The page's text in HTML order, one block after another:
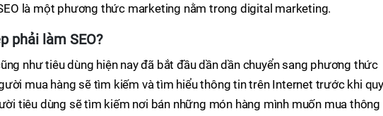
là một phương thức marketing nằm trong digital marketing.
phải làm SEO?
như tiêu dùng hiện nay đã bắt đầu dần dần chuyển sang phương thức
mua hàng sẽ tìm kiếm và tìm hiểu thông tin trên Internet trước khi
tiêu dùng sẽ tìm kiếm nơi bán những món hàng mình muốn mua thông